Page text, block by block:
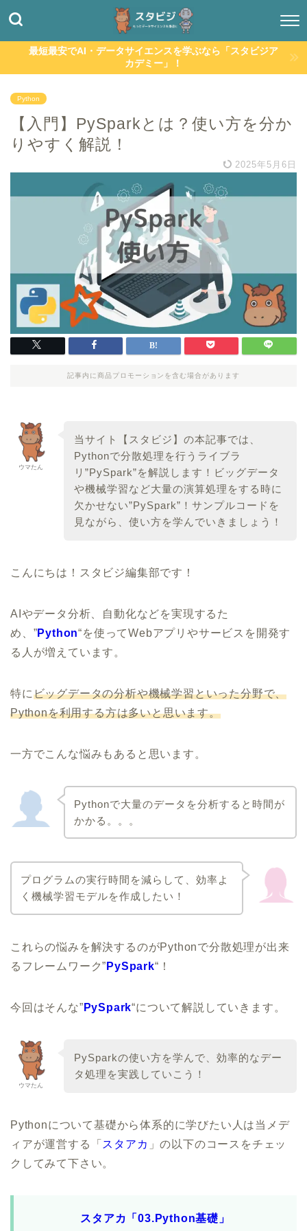
最短最安でAI・データサイエンスを学ぶなら「スタビジア
カデミー」！
Python
【入門】PySparkとは？使い方を分か
りやすく解説！
2025年5月6日
記事内に商品プロモーションを含む場合があります
ウマたん
当サイト【スタビジ】の本記事では、
Pythonで分散処理を行うライブラ
リ”PySpark”を解説します！ビッグデータ
や機械学習など大量の演算処理をする時に
欠かせない”PySpark”！サンプルコードを
見ながら、使い方を学んでいきましょう！
こんにちは！スタビジ編集部です！
AIやデータ分析、自動化などを実現するた
め、”Python“を使ってWebアプリやサービスを開発す
る人が増えています。
特にビッグデータの分析や機械学習といった分野で、
Pythonを利用する方は多いと思います。
一方でこんな悩みもあると思います。
Pythonで大量のデータを分析すると時間が
かかる。。。
プログラムの実行時間を減らして、効率よ
く機械学習モデルを作成したい！
これらの悩みを解決するのがPythonで分散処理が出来
るフレームワーク” PySpark“！
今回はそんな” PySpark“について解説していきます。
ウマたん
PySparkの使い方を学んで、効率的なデー
タ処理を実践していこう！
Pythonについて基礎から体系的に学びたい人は当メデ
ィアが運営する「 スタアカ 」の以下のコースをチェッ
クしてみて下さい。
スタアカ「03.Python基礎」